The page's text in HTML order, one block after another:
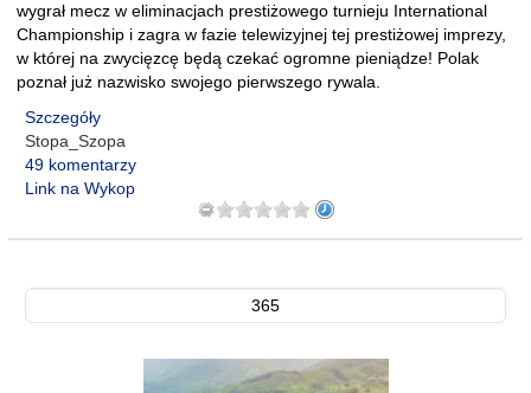
wygrał mecz w eliminacjach prestiżowego turnieju International
Championship i zagra w fazie telewizyjnej tej prestiżowej imprezy,
w której na zwycięzcę będą czekać ogromne pieniądze! Polak
poznał już nazwisko swojego pierwszego rywala.
Szczegóły
Stopa_Szopa
49 komentarzy
Link na Wykop
365